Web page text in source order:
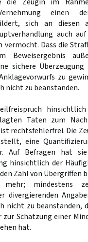
einen
sich an diesen
auch
vermocht. Dass die
Beweisergebnis
sichere
zu
nicht zu beanstanden.
Taten zum
rechtsfehlerfrei. Die
eine
Auf Befragen hat
hinsichtlich der
Zahl von Übergriffen
mindestens
divergierenden
nicht zu beanstanden,
Schätzung einer
hat.